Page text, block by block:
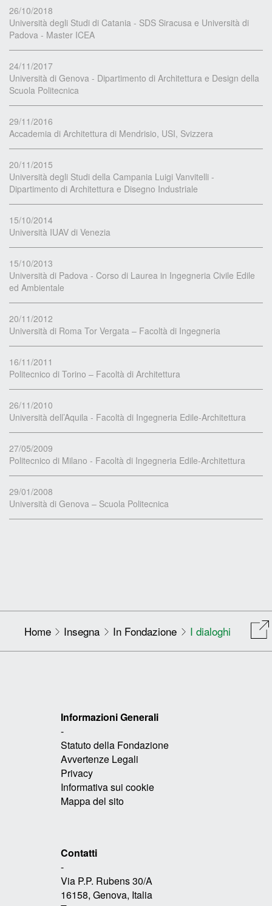
26/10/2018
Università degli Studi di Catania - SDS Siracusa e Università di
Padova - Master ICEA
24/11/2017
Università di Genova - Dipartimento di Architettura e Design della
Scuola Politecnica
29/11/2016
Accademia di Architettura di Mendrisio, USI, Svizzera
20/11/2015
Università degli Studi della Campania Luigi Vanvitelli -
Dipartimento di Architettura e Disegno Industriale
15/10/2014
Università IUAV di Venezia
15/10/2013
Università di Padova - Corso di Laurea in Ingegneria Civile Edile
ed Ambientale
20/11/2012
Università di Roma Tor Vergata – Facoltà di Ingegneria
16/11/2011
Politecnico di Torino – Facoltà di Architettura
26/11/2010
Università dell’Aquila - Facoltà di Ingegneria Edile-Architettura
27/05/2009
Politecnico di Milano - Facoltà di Ingegneria Edile-Architettura
29/01/2008
Università di Genova – Scuola Politecnica
Home Insegna In Fondazione I dialoghi
Informazioni Generali
-
Statuto della Fondazione
Avvertenze Legali
Privacy
Informativa sui cookie
Mappa del sito
Contatti
-
Via P.P. Rubens 30/A
16158, Genova, Italia